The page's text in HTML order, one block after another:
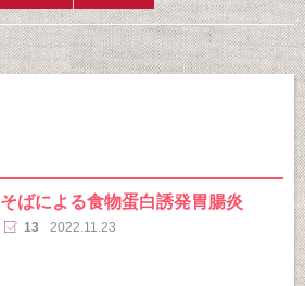
そばによる食物蛋白誘発胃腸炎
13 2022.11.23